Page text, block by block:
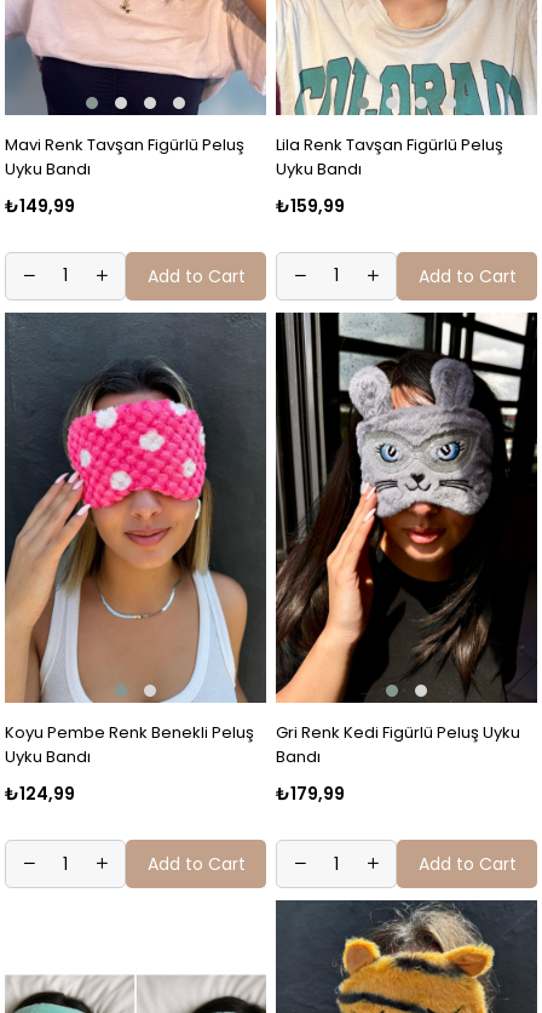
Mavi Renk Tavşan Figürlü Peluş
Uyku Bandı
₺149,99
Add to Cart
Lila Renk Tavşan Figürlü Peluş
Uyku Bandı
₺159,99
Add to Cart
Koyu Pembe Renk Benekli Peluş
Uyku Bandı
₺124,99
Add to Cart
Gri Renk Kedi Figürlü Peluş Uyku
Bandı
₺179,99
Add to Cart